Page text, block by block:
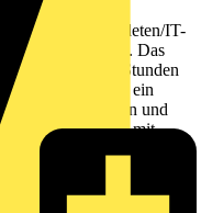
und
in ungeerdeten/IT-
Ladungsebene. Das
Batterie mit 24 Stunden
mit Bildschirm, ein
Sonden und
in Verbindung mit
IMDCP15,
Bereitstellung des
den Bausatz muss eine
Widerstand und die